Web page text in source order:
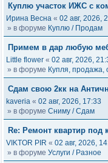
Куплю участок ИЖС с
Ирина Весна « 02 авг, 2026,
» в форуме Куплю / Продам
Примем в дар любую
Little flower « 02 авг, 2026,
» в форуме Купля, продажа,
Сдам свою 2кк на
kaveria « 02 авг, 2026, 17:33
» в форуме Сниму / Сдам
Re: Ремонт квартир под
VIKTOR PIR « 02 авг, 2026,
» в форуме Услуги / Разное